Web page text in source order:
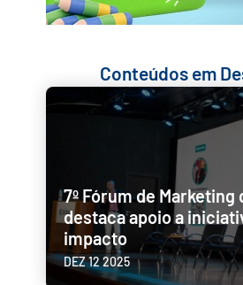
Conteúdos em
7º Fórum de Marketing
destaca apoio a
impacto
DEZ 12 2025